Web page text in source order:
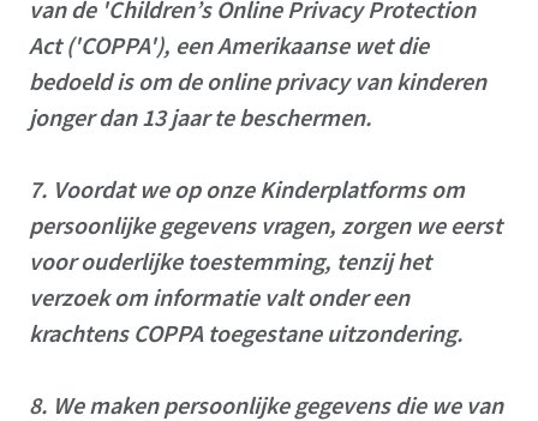
van de 'Children’s Online Privacy Protection
Act ('COPPA'), een Amerikaanse wet die
bedoeld is om de online privacy van kinderen
jonger dan 13 jaar te beschermen.
7. Voordat we op onze Kinderplatforms om
persoonlijke gegevens vragen, zorgen we eerst
voor ouderlijke toestemming, tenzij het
verzoek om informatie valt onder een
krachtens COPPA toegestane uitzondering.
8. We maken persoonlijke gegevens die we van